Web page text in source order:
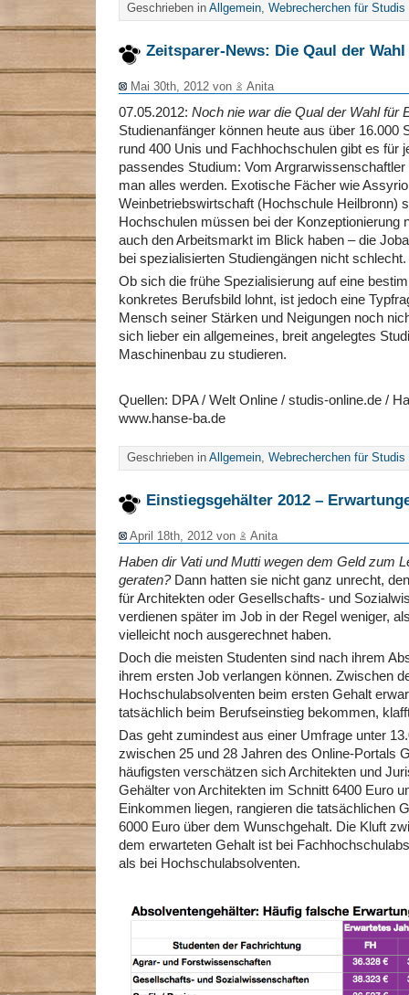
Geschrieben in Allgemein, Webrecherchen für Studis
Zeitsparer-News: Die Qaul der Wahl
Mai 30th, 2012 von Anita
07.05.2012: Noch nie war die Qual der Wahl für
Studienanfänger können heute aus über 16.000
rund 400 Unis und Fachhochschulen gibt es für
passendes Studium: Vom
man alles werden. Exotische Fächer wie
Weinbetriebswirtschaft (Hochschule Heilbronn)
Hochschulen müssen bei der Konzeptionierung
auch den Arbeitsmarkt im Blick haben – die
bei spezialisierten Studiengängen nicht schlecht.
Ob sich die frühe Spezialisierung auf eine
konkretes Berufsbild lohnt, ist jedoch eine
Mensch seiner Stärken und Neigungen noch
sich lieber ein allgemeines, breit angelegtes
Maschinenbau zu studieren.
Quellen: DPA / Welt Online / studis-online.de /
www.hanse-ba.de
Geschrieben in Allgemein, Webrecherchen für Studis
Einstiegsgehälter 2012 –
April 18th, 2012 von Anita
Haben dir Vati und Mutti wegen dem Geld zum
geraten?Dann hatten sie nicht ganz unrecht,
für Architekten oder Gesellschafts- und
verdienen später im Job in der Regel weniger,
vielleicht noch ausgerechnet haben.
Doch die meisten Studenten sind nach ihrem
ihrem ersten Job verlangen können. Zwischen
Hochschulabsolventen beim ersten Gehalt
tatsächlich beim Berufseinstieg bekommen,
Das geht zumindest aus einer Umfrage unter
zwischen 25 und 28 Jahren des Online-Portals
häufigsten verschätzen sich Architekten und
Gehälter von Architekten im Schnitt 6400 Euro
Einkommen liegen, rangieren die tatsächlichen
6000 Euro über dem Wunschgehalt. Die Kluft
dem erwarteten Gehalt ist bei
als bei Hochschulabsolventen.